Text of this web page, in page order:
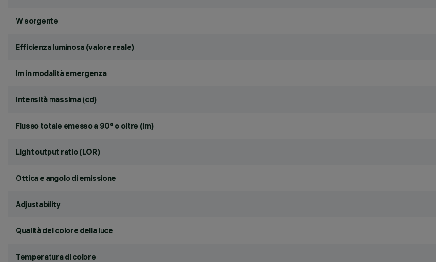
W sorgente
Efficienza luminosa (valore reale)
lm in modalità emergenza
Intensità massima (cd)
Flusso totale emesso a 90° o oltre (lm)
Light output ratio (LOR)
Ottica e angolo di emissione
Adjustability
Qualità del colore della luce
Temperatura di colore